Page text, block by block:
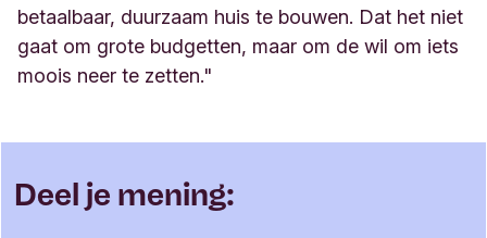
betaalbaar, duurzaam huis te bouwen. Dat het niet
gaat om grote budgetten, maar om de wil om iets
moois neer te zetten."
Deel je mening: